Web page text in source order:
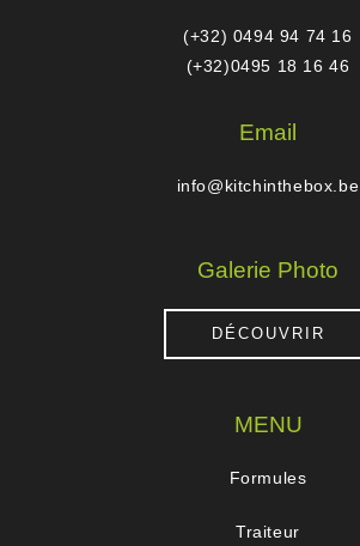
(+32) 0494 94 74 16
(+32)0495 18 16 46
Email
info@kitchinthebox.be
Galerie Photo
DÉCOUVRIR
MENU
Formules
Traiteur